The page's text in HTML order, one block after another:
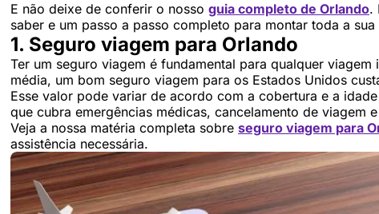
E não deixe de conferir o nosso guia completo de Orlando.
saber e um passo a passo completo para montar toda a
1. Seguro viagem para Orlando
Ter um seguro viagem é fundamental para qualquer
média, um bom seguro viagem para os Estados Unidos
Esse valor pode variar de acordo com a cobertura e a
que cubra emergências médicas, cancelamento de viagem
Veja a nossa matéria completa sobre seguro viagem para
assistência necessária.